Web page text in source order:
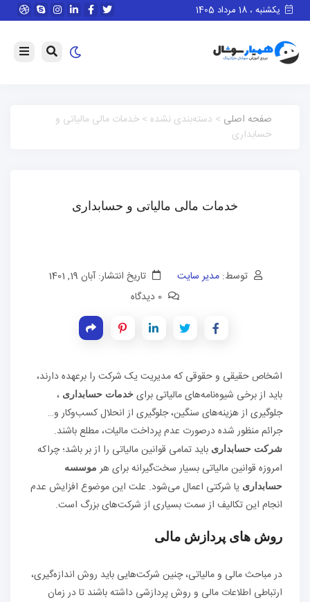
یکشنبه ، 18 مرداد 1405
صفحه اصلی > دسته‌بندی نشده > خدمات مالی مالیاتی و
حسابداری
خدمات مالی مالیاتی و حسابداری
توسط:مدیر سایت
تاریخ انتشار: آبان 19, 1401
اشخاص حقیقی و حقوقی که مدیریت یک شرکت را بر‌عهده دارند،
باید از برخی شیوه‌نامه‌های مالیاتی برای خدمات حسابداری ،
جلوگیری از هزینه‌های سنگین، جلوگیری از انحلال کسب‌وکار و…
جرائم منظور شده در‌صورت عدم پرداخت مالیات، مطلع باشند.
شرکت حسابداری باید تمامی قوانین مالیاتی را از بر باشد؛ چراکه
امروزه قوانین مالیاتی بسیار سخت‌گیرانه برای هر موسسه
حسابداری یا شرکتی اعمال می‌شود. علت این موضوع افزایش عدم
انجام این تکالیف از سمت بسیاری از شرکت‌های بزرگ است.
روش های پردازش مالی
در مباحث مالی و مالیاتی، چنین شرکت‌هایی باید روش اندازه‌گیری،
ارتباطی اطلاعات مالی و روش پردازشی داشته باشند تا در زمان